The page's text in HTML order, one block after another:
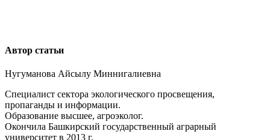
Автор статьи
Нугуманова Айсылу Миннигалиевна
Специалист сектора экологического просвещения,
пропаганды и информации.
Образование высшее, агроэколог.
Окончила Башкирский государственный аграрный
университет в 2013 г.